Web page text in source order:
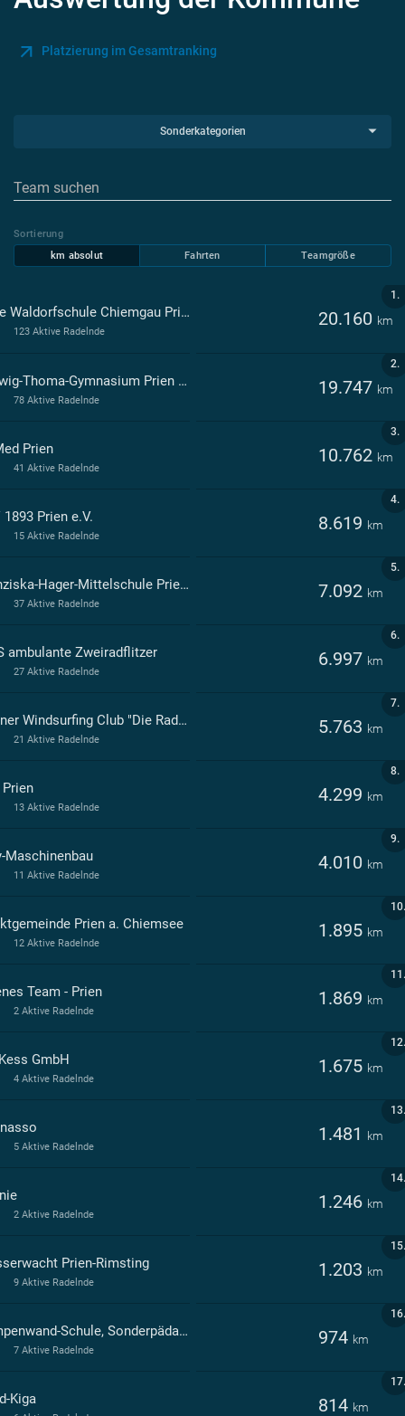
Platzierung im Gesamtranking
Sonderkategorien
Sortierung
km absolut
Fahrten Teamgröße
1.
Freie Waldorfschule Chiemgau Prien a.Chiemsee 20.160 km
123 Aktive Radelnde
2.
Ludwig-Thoma-Gymnasium Prien a. Chiemsee 19.747 km
78 Aktive Radelnde
3.
Prien 10.762 km
41 Aktive Radelnde
4.
1893 Prien e.V. 8.619 km
15 Aktive Radelnde
5.
Franziska-Hager-Mittelschule Prien a.Chiemsee 7.092 km
37 Aktive Radelnde
6.
ambulante Zweiradflitzer 6.997 km
27 Aktive Radelnde
7.
Priener Windsurfing Club "Die Radlsurfer" 5.763 km
21 Aktive Radelnde
8.
Prien 4.299 km
13 Aktive Radelnde
9.
Maschinenbau 4.010 km
11 Aktive Radelnde
10.
Prien a. Chiemsee 1.895 km
12 Aktive Radelnde
11.
Team - Prien 1.869 km
2 Aktive Radelnde
12.
GmbH 1.675 km
4 Aktive Radelnde
13.
1.481 km
5 Aktive Radelnde
14.
1.246 km
2 Aktive Radelnde
15.
Prien-Rimsting 1.203 km
9 Aktive Radelnde
16.
Kampenwand-Schule, Sonderpädagogisches Förderzentrum Prien a.Chiemsee Prien a. Chiemsee 974 km
7 Aktive Radelnde
17.
Kiga 814 km